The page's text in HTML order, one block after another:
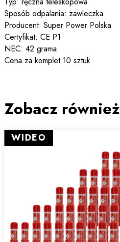
Sposób odpalania: zawleczka
Producent: Super Power Polska
Certyfikat: CE P1
NEC: 42 grama
Cena za komplet 10 sztuk
Zobacz również
WIDEO